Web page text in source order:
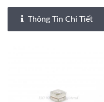
Thông Tin Chi Tiết